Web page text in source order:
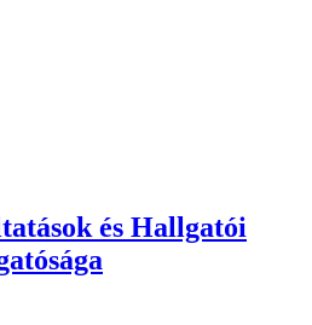
és Hallgatói